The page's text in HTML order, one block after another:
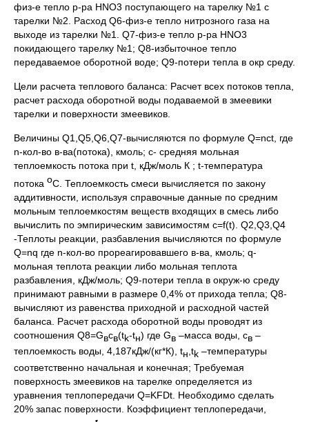
физ-е тепло р-ра НNO3 поступающего на тарелку №1 с
тарелки №2. Расход Q6-физ-е тепло нитрозного газа на
выходе из тарелки №1. Q7-физ-е тепло р-ра НNO3
покидающего тарелку №1; Q8-избыточное тепло
передаваемое оборотной воде; Q9-потери тепла в окр среду.
Цели расчета теплового баланса: Расчет всех потоков тепла,
расчет расхода оборотной воды подаваемой в змеевики
тарелки и поверхности змеевиков.
Величины Q1,Q5,Q6,Q7-вычисляются по формуле Q=nct, где
n-кол-во в-ва(потока), кмоль; c- средняя мольная
теплоемкость потока при t, кДж/моль К ; t-температура
потока оС. Теплоемкость смеси вычисляется по закону
аддитивности, используя справочные данные по средним
мольным теплоемкостям веществ входящих в смесь либо
вычислить по эмпирическим зависимостям с=f(t). Q2,Q3,Q4
-Теплоты реакции, разбавления вычисляются по формуле
Q=nq где n-кол-во прореагировавшего в-ва, кмоль; q-
мольная теплота реакции либо мольная теплота
разбавления, кДж/моль; Q9-потери тепла в окруж-ю среду
принимают равными в размере 0,4% от прихода тепла; Q8-
вычисляют из равенства приходной и расходной частей
баланса. Расчет расхода оборотной воды проводят из
соотношения Q8=Gвсв(tk-tн) где Gв –масса воды, св –
теплоемкость воды, 4,187кДж/(кг*К), tн,tk –температуры
соответственно начальная и конечная; Требуемая
поверхность змеевиков на тарелке определяется из
уравнения теплопередачи Q=KFDt. Необходимо сделать
20% запас поверхности. Коэффициент теплопередачи,